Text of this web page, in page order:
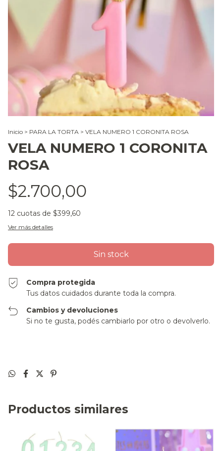
Inicio > PARA LA TORTA > VELA NUMERO 1 CORONITA ROSA
VELA NUMERO 1 CORONITA
ROSA
$2.700,00
12 cuotas de $399,60
Ver más detalles
Compra protegida
Tus datos cuidados durante toda la compra.
Cambios y devoluciones
Si no te gusta, podés cambiarlo por otro o devolverlo.
Productos similares